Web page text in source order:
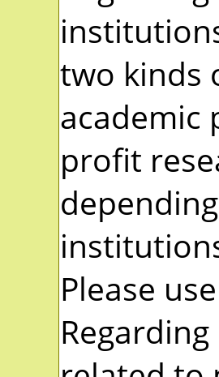
two kinds
academic
profit
Please